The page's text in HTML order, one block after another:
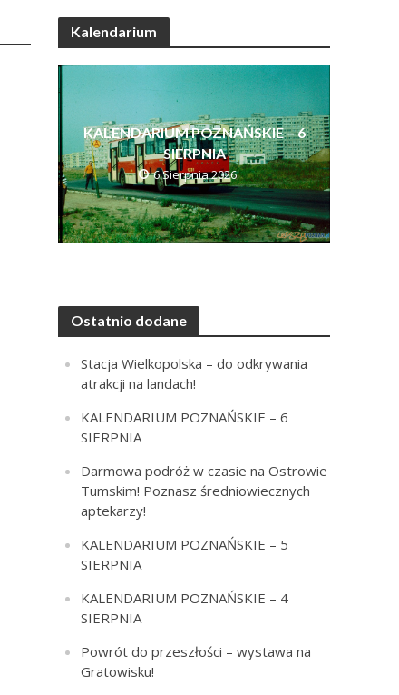
Kalendarium
KALENDARIUM POZNAŃSKIE – 6
SIERPNIA
6 Sierpnia 2026
Ostatnio dodane
Stacja Wielkopolska – do odkrywania
atrakcji na landach!
KALENDARIUM POZNAŃSKIE – 6
SIERPNIA
Darmowa podróż w czasie na Ostrowie
Tumskim! Poznasz średniowiecznych
aptekarzy!
KALENDARIUM POZNAŃSKIE – 5
SIERPNIA
KALENDARIUM POZNAŃSKIE – 4
SIERPNIA
Powrót do przeszłości – wystawa na
Gratowisku!